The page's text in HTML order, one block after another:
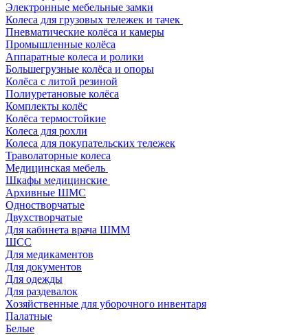
Электронные мебельные замки
Колеса для грузовых тележек и тачек
Пневматические колёса и камеры
Промышленные колёса
Аппаратные колеса и ролики
Большегрузные колёса и опоры
Колёса с литой резиной
Полиуретановые колёса
Комплекты колёс
Колёса термостойкие
Колеса для рохли
Колеса для покупательских тележек
Траволаторные колеса
Медицинская мебель
Шкафы медицинские
Архивные ШМС
Одностворчатые
Двухстворчатые
Для кабинета врача ШММ
ШСС
Для медикаментов
Для документов
Для одежды
Для раздевалок
Хозяйственные для уборочного инвентаря
Палатные
Белые